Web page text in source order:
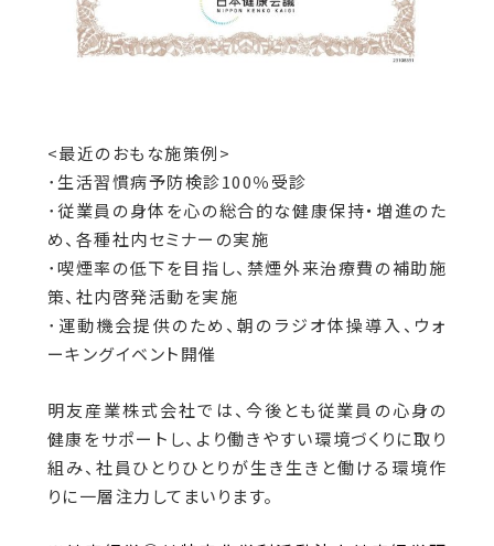
<最近のおもな施策例>
･生活習慣病予防検診100％受診
･従業員の身体を心の総合的な健康保持・増進のた
め、各種社内セミナーの実施
･喫煙率の低下を目指し、禁煙外来治療費の補助施
策、社内啓発活動を実施
･運動機会提供のため、朝のラジオ体操導入、ウォ
ーキングイベント開催
明友産業株式会社では、今後とも従業員の心身の
健康をサポートし、より働きやすい環境づくりに取り
組み、社員ひとりひとりが生き生きと働ける環境作
りに一層注力してまいります。